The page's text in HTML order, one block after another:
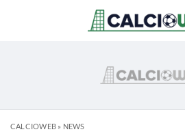
CALCIOWEB» NEWS